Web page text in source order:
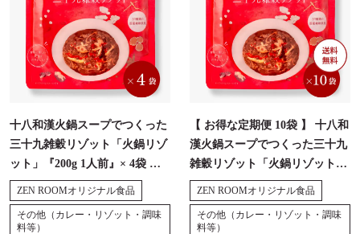
十八和漢火鍋スープでつくった
三十九雑穀リゾット「火鍋リゾ
ット」『200g 1人前』× 4袋 ※
レンジ温め可 ・無添加
ZEN ROOMオリジナル食品
その他（カレー・リゾット・調味
料等）
【 お得な定期便 10袋 】 十八和
漢火鍋スープでつくった三十九
雑穀リゾット「火鍋リゾット」
『1人前・200g』レンジ温め可
・無添加
ZEN ROOMオリジナル食品
その他（カレー・リゾット・調味
料等）